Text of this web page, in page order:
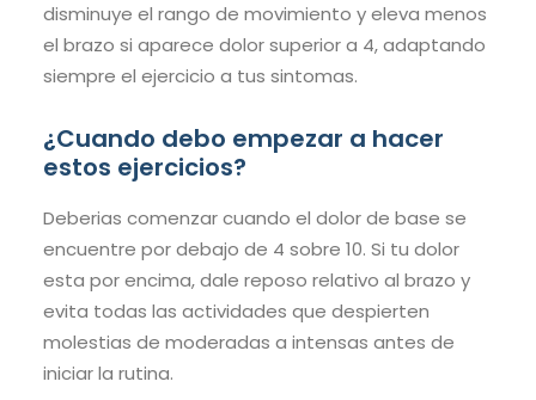
disminuye el rango de movimiento y eleva menos
el brazo si aparece dolor superior a 4, adaptando
siempre el ejercicio a tus sintomas.
¿Cuando debo empezar a hacer
estos ejercicios?
Deberias comenzar cuando el dolor de base se
encuentre por debajo de 4 sobre 10. Si tu dolor
esta por encima, dale reposo relativo al brazo y
evita todas las actividades que despierten
molestias de moderadas a intensas antes de
iniciar la rutina.